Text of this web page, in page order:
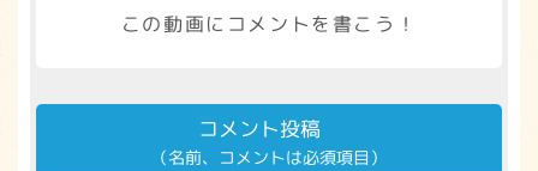
この動画にコメントを書こう！
コメント投稿
（名前、コメントは必須項目）